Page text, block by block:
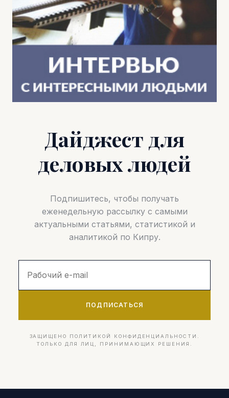
Дайджест для
деловых людей
Подпишитесь, чтобы получать
еженедельную рассылку с самыми
актуальными статьями, статистикой и
аналитикой по Кипру.
ПОДПИСАТЬСЯ
ЗАЩИЩЕНО ПОЛИТИКОЙ КОНФИДЕНЦИАЛЬНОСТИ.
ТОЛЬКО ДЛЯ ЛИЦ, ПРИНИМАЮЩИХ РЕШЕНИЯ.